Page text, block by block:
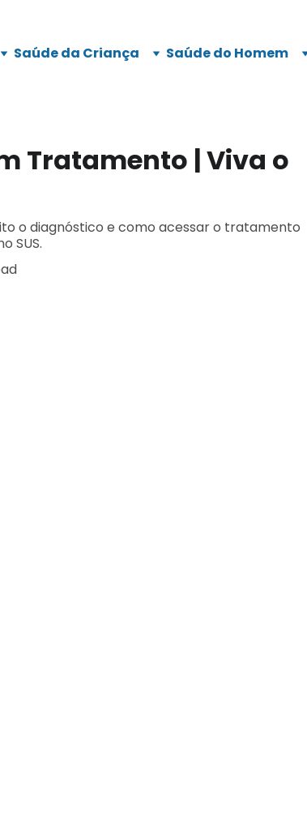
Saúde da Criança Saúde do Homem
Tratamento | Viva o
o diagnóstico e como acessar o tratamento
SUS.